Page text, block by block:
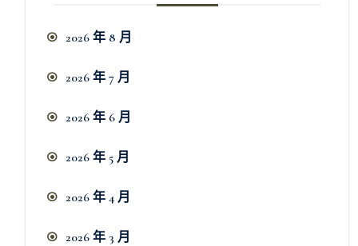
2026 年 8 月
2026 年 7 月
2026 年 6 月
2026 年 5 月
2026 年 4 月
2026 年 3 月